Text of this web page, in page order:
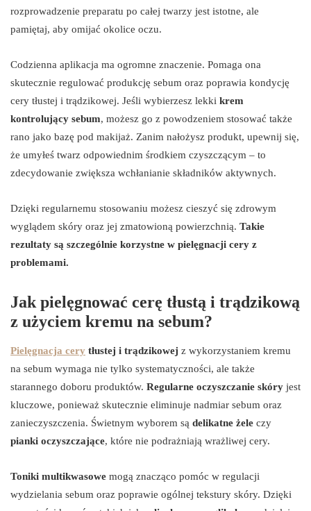
rozprowadzenie preparatu po całej twarzy jest istotne, ale
pamiętaj, aby omijać okolice oczu.
Codzienna aplikacja ma ogromne znaczenie. Pomaga ona
skutecznie regulować produkcję sebum oraz poprawia kondycję
cery tłustej i trądzikowej. Jeśli wybierzesz lekki krem
kontrolujący sebum, możesz go z powodzeniem stosować także
rano jako bazę pod makijaż. Zanim nałożysz produkt, upewnij się,
że umyłeś twarz odpowiednim środkiem czyszczącym – to
zdecydowanie zwiększa wchłanianie składników aktywnych.
Dzięki regularnemu stosowaniu możesz cieszyć się zdrowym
wyglądem skóry oraz jej zmatowioną powierzchnią. Takie
rezultaty są szczególnie korzystne w pielęgnacji cery z
problemami.
Jak pielęgnować cerę tłustą i trądzikową
z użyciem kremu na sebum?
Pielęgnacja cery tłustej i trądzikowej z wykorzystaniem kremu
na sebum wymaga nie tylko systematyczności, ale także
starannego doboru produktów. Regularne oczyszczanie skóry jest
kluczowe, ponieważ skutecznie eliminuje nadmiar sebum oraz
zanieczyszczenia. Świetnym wyborem są delikatne żele czy
pianki oczyszczające, które nie podrażniają wrażliwej cery.
Toniki multikwasowe mogą znacząco pomóc w regulacji
wydzielania sebum oraz poprawie ogólnej tekstury skóry. Dzięki